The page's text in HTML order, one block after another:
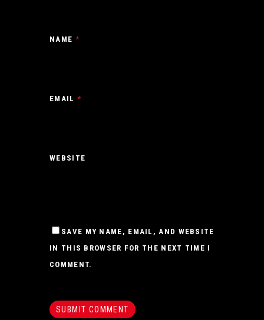
NAME *
EMAIL *
WEBSITE
SAVE MY NAME, EMAIL, AND WEBSITE
IN THIS BROWSER FOR THE NEXT TIME I
COMMENT.